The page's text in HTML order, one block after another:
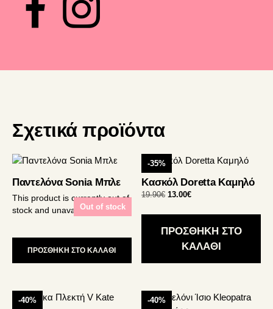
Σχετικά προϊόντα
Out of stock
Παντελόνα Sonia Μπλε
This product is currently out of
stock and unavailable.
ΠΡΟΣΘΗΚΗ ΣΤΟ ΚΑΛΑΘΙ
-35%
Κασκόλ Doretta Καμηλό
19.90€ Original
was:
19.90€.
13.00€Η
τιμή
είναι:
13.00€.
ΠΡΟΣΘΗΚΗ ΣΤΟ
ΚΑΛΑΘΙ
-40%
Αυτό
-40%
Αυτό